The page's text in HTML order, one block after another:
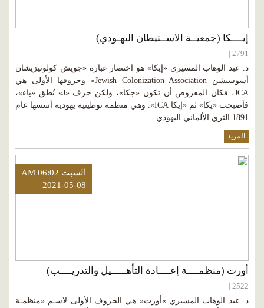
إيــــكا (جمعيــة الاســتيطان اليهـودي)
2791 |
د. عبد الوهاب المسيري «إيكا» هو اختصار عبارة «جويش كولونيزيشان
أسوسيشن Jewish Colonization Association» وحروفها الأولى هي
JCA، فكان المفروض أن تكون «جكا»، ولكن حرف «J» نُطق «ياء»،
فأصبحت «يكا» ثم «إيكا ICA». وهي منظمة توطينية يهودية أسسها عام
1891 الثري الألماني اليهودي
المزيد
السبت AM 06:02
2021-05-08
أورت (منظمــــة إعــــادة التأهـــــيل والتدريــــب)
2522 |
د. عبد الوهاب المسيري »أورت« هي الحروف الأولى لاسـم «منظمـة